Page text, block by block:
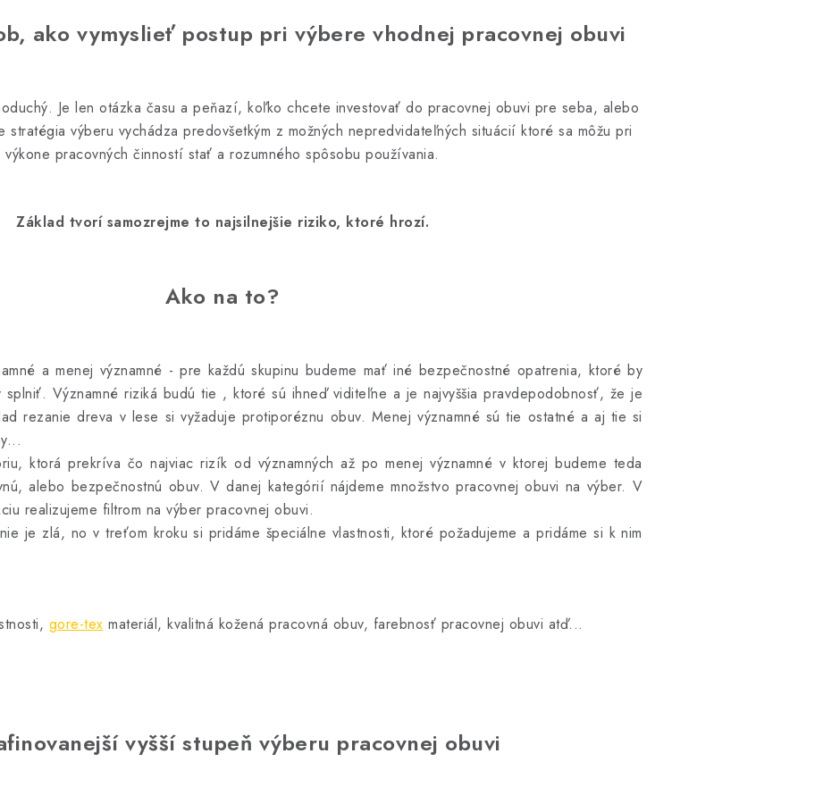
ako vymyslieť postup pri výbere vhodnej pracovnej obuvi
Je len otázka času a peňazí, koľko chcete investovať do pracovnej obuvi pre seba, alebo
stratégia výberu vychádza predovšetkým z možných nepredvidateľných situácií ktoré sa môžu pri
výkone pracovných činností stať a rozumného spôsobu používania.
Základ tvorí samozrejme to najsilnejšie riziko, ktoré hrozí.
Ako na to?
a menej významné - pre každú skupinu budeme mať iné bezpečnostné opatrenia, ktoré by
splniť. Významné riziká budú tie , ktoré sú ihneď viditeľne a je najvyššia pravdepodobnosť, že je
rezanie dreva v lese si vyžaduje protiporéznu obuv. Menej významné sú tie ostatné a aj tie si
ktorá prekríva čo najviac rizík od významných až po menej významné v ktorej budeme teda
alebo bezpečnostnú obuv. V danej kategórií nájdeme množstvo pracovnej obuvi na výber. V
realizujeme filtrom na výber pracovnej obuvi.
je zlá, no v treťom kroku si pridáme špeciálne vlastnosti, ktoré požadujeme a pridáme si k nim
gore-tex materiál, kvalitná kožená pracovná obuv, farebnosť pracovnej obuvi atď...
vyšší stupeň výberu pracovnej obuvi